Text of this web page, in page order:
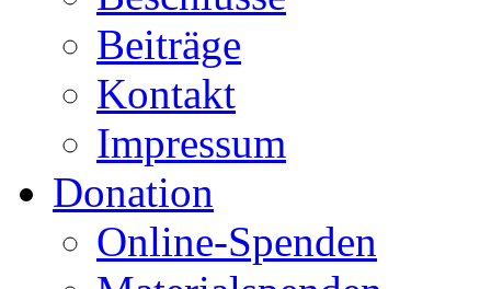
Beiträge
Kontakt
Impressum
Donation
Online-Spenden